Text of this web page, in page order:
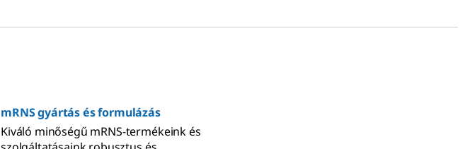
mRNS gyártás és formulázás
Kiváló minőségű mRNS-termékeink és